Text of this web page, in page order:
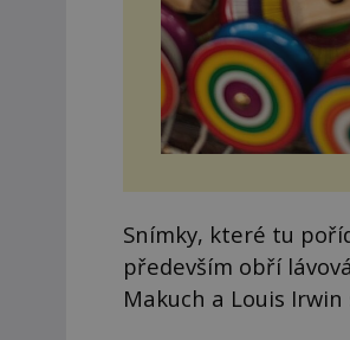
Snímky, které tu
především obří
Makuch a Louis